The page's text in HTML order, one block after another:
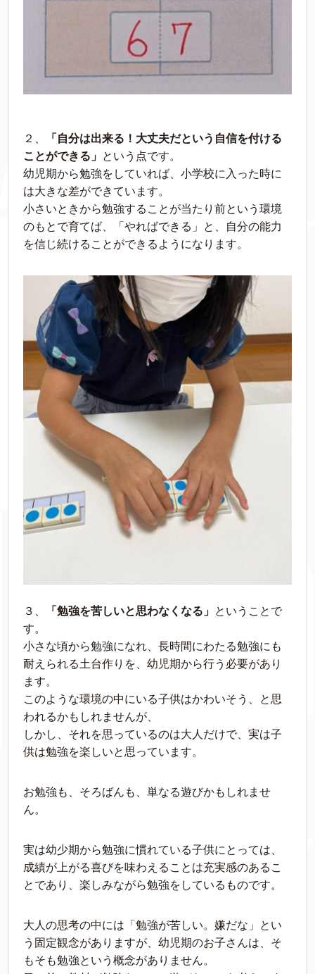
２、
「自分は出来る！大丈夫だという自信を付ける
ことができる」 という点です。
幼児期から勉強をしていれば、小学校に入った時に
は大きな差ができています。
小さいときから勉強することが当たり前という環境
のもとで育てば、「やればできる」と、自分の能力
を信じ続けることができるようになります。
３、 「勉強を苦しいと思わなくなる」 ということで
す。
小さな頃から勉強になれ、長時間にわたる勉強にも
耐えられる土台作りを、幼児期から行う必要があり
ます。
このような環境の中にいる子供はかわいそう、と思
われるかもしれませんが、
しかし、それを思っているのは大人だけで、実は子
供は勉強を楽しいと思っています。
お勉強も、そろばんも、単なる遊びかもしれませ
ん。
実は幼少期から勉強に慣れている子供にとっては、
成績が上がる喜びを味わえることは充実感のあるこ
とであり、楽しみながら勉強をしているものです。
大人の思考の中には「勉強が苦しい。嫌だな」とい
う固定観念がありますが、幼児期のお子さんは、そ
もそも勉強という概念がありません。